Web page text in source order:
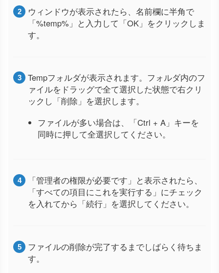
ウィンドウが表示されたら、名前欄に半角で
「%temp%」と入力して「OK」をクリックしま
す。
Tempフォルダが表示されます。フォルダ内のフ
ァイルをドラッグで全て選択した状態で右クリ
ックし「削除」を選択します。
ファイルが多い場合は、「Ctrl + A」キーを
同時に押して全選択してください。
「管理者の権限が必要です」と表示されたら、
「すべての項目にこれを実行する」にチェック
を入れてから「続行」を選択してください。
ファイルの削除が完了するまでしばらく待ちま
す。